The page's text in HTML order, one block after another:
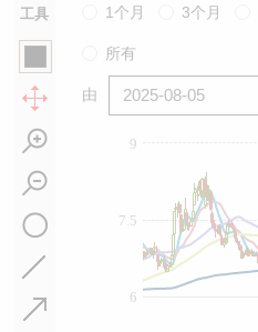
工具 1个月 3个月
所有
由
6
7.5
9